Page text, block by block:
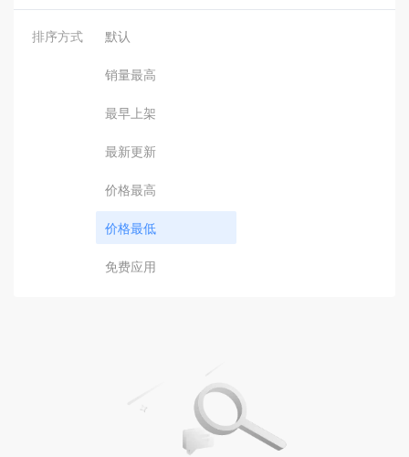
排序方式 默认
销量最高
最早上架
最新更新
价格最高
价格最低
免费应用